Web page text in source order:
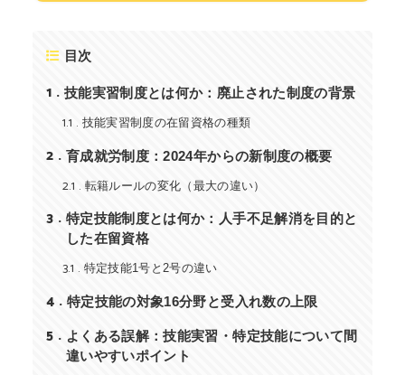
目次
1
技能実習制度とは何か：廃止された制度の背景
1.1 技能実習制度の在留資格の種類
2 育成就労制度：2024年からの新制度の概要
2.1 転籍ルールの変化（最大の違い）
3
特定技能制度とは何か：人手不足解消を目的と
した在留資格
3.1 特定技能1号と2号の違い
4 特定技能の対象16分野と受入れ数の上限
5
よくある誤解：技能実習・特定技能について間
違いやすいポイント